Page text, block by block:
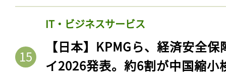
IT・ビジネスサービス
【日本】KPMGら、経済安全
イ2026発表。約6割が中国縮小